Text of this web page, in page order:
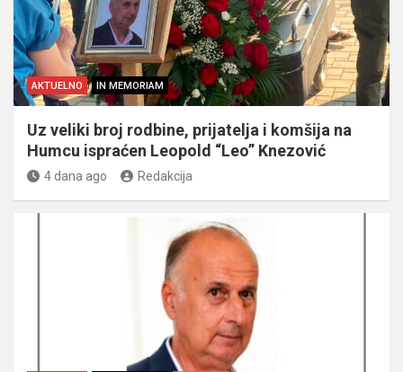
AKTUELNO IN MEMORIAM
Uz veliki broj rodbine, prijatelja i komšija na
Humcu ispraćen Leopold “Leo” Knezović
4 dana ago Redakcija